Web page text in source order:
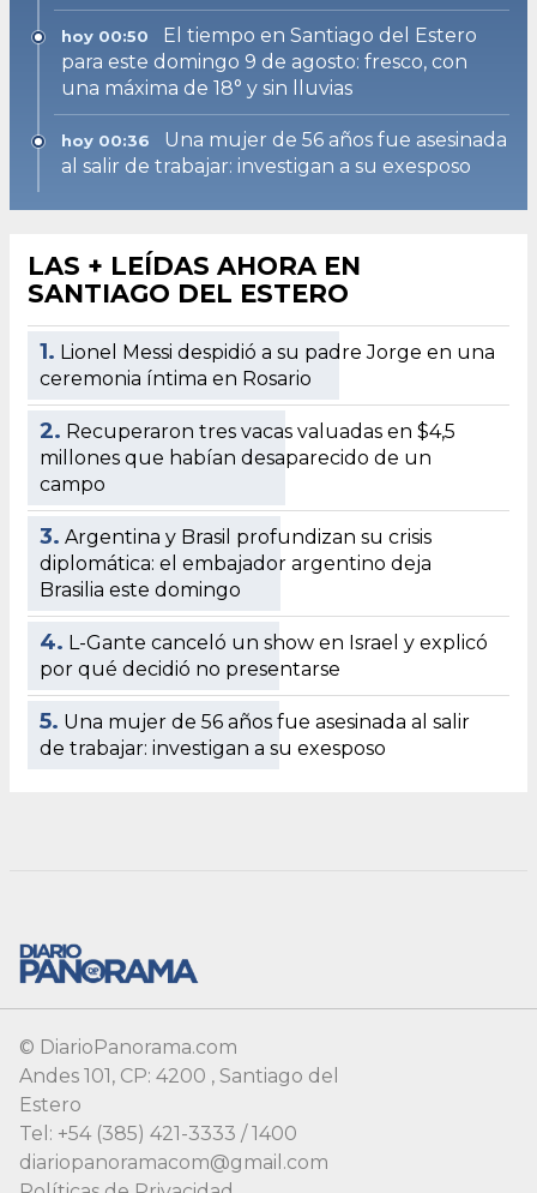
© DiarioPanorama.com
Andes 101, CP: 4200 , Santiago del
Estero
Tel: +54 (385) 421-3333 / 1400
diariopanoramacom@gmail.com